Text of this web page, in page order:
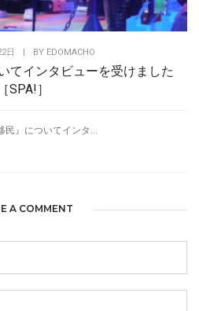
日 BY EDOMACHO
てインタビューを受けました
［SPA!］
民』についてインタ...
A COMMENT